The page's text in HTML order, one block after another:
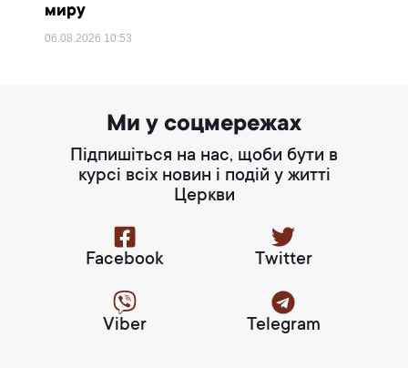
миру
06.08.2026 10:53
Ми у соцмережах
Підпишіться на нас, щоби бути в
курсі всіх новин і подій у житті
Церкви
Facebook Twitter
Viber Telegram